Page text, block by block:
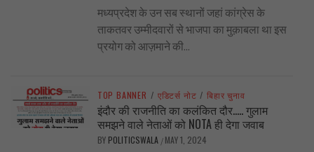
मध्यप्रदेश के उन सब स्थानों जहां कांग्रेस के
ताकतवर उम्मीदवारों से भाजपा का मुक़ाबला था इस
प्रयोग को आज़माने की...
TOP BANNER / एडिटर्स नोट / बिहार चुनाव
इंदौर की राजनीति का कलंकित दौर….. गुलाम
समझने वाले नेताओं को NOTA ही देगा जवाब
BY POLITICSWALA / MAY 1, 2024